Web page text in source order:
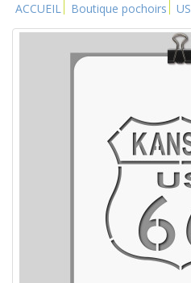
ACCUEIL Boutique pochoirs